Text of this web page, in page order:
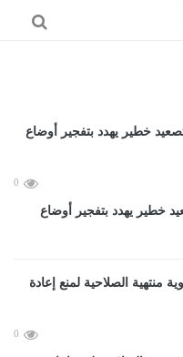
0
خطير يهدد بتفجير أوضاع
0